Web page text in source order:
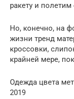
ракету и
Но, конечно, на
жизни тренд
кроссовки,
крайней мере,
Одежда цвета
2019